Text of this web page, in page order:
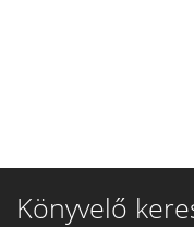
Könyvelő